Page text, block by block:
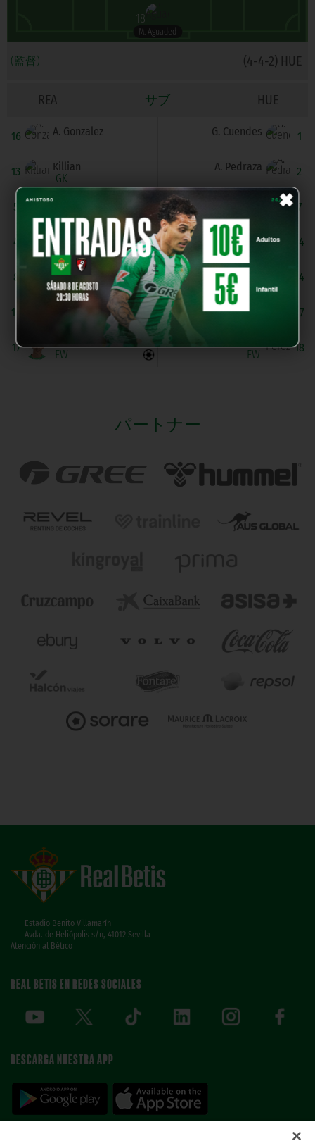
×
(監督) (4-4-2) HUE
18
M. Aguaded
REA サブ HUE
16 A. Gonzalez
13
GK
Killian
5
DF
Á. Diez
4 A. Castillo
8
MF
A. Camino
10
17
FW
1
G. Cuendes
2
A. Pedraza
7
14
C. Cubero
14
I. Borrero
17
D. Ramirez
18
FW
パートナー
Estadio Benito Villamarín
Avda. de Heliópolis s/n, 41012 Sevilla
Atención al Bético
REAL BETIS EN REDES SOCIALES
DESCARGA NUESTRA APP